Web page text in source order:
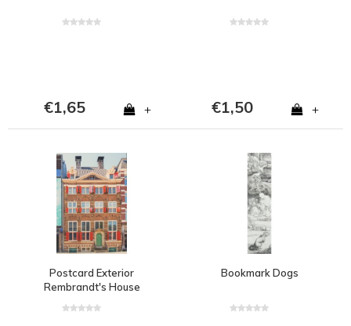
€1,65 + €1,50 +
Postcard Exterior
Rembrandt's House
Bookmark Dogs